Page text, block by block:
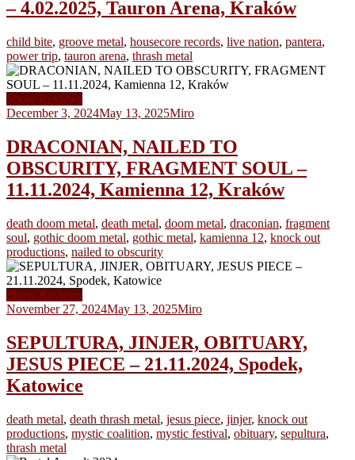
– 4.02.2025, Tauron Arena, Kraków
child bite, groove metal, housecore records, live nation, pantera,
power trip, tauron arena, thrash metal
Show Reviews
December 3, 2024May 13, 2025Miro
DRACONIAN, NAILED TO
OBSCURITY, FRAGMENT SOUL –
11.11.2024, Kamienna 12, Kraków
death doom metal, death metal, doom metal, draconian, fragment
soul, gothic doom metal, gothic metal, kamienna 12, knock out
productions, nailed to obscurity
Show Reviews
November 27, 2024May 13, 2025Miro
SEPULTURA, JINJER, OBITUARY,
JESUS PIECE – 21.11.2024, Spodek,
Katowice
death metal, death thrash metal, jesus piece, jinjer, knock out
productions, mystic coalition, mystic festival, obituary, sepultura,
thrash metal